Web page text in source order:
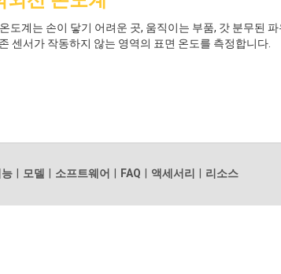
도계는 손이 닿기 어려운 곳, 움직이는 부품, 갓 분무된
센서가 작동하지 않는 영역의 표면 온도를 측정합니다.
모델 소프트웨어 FAQ 액세서리 리소스